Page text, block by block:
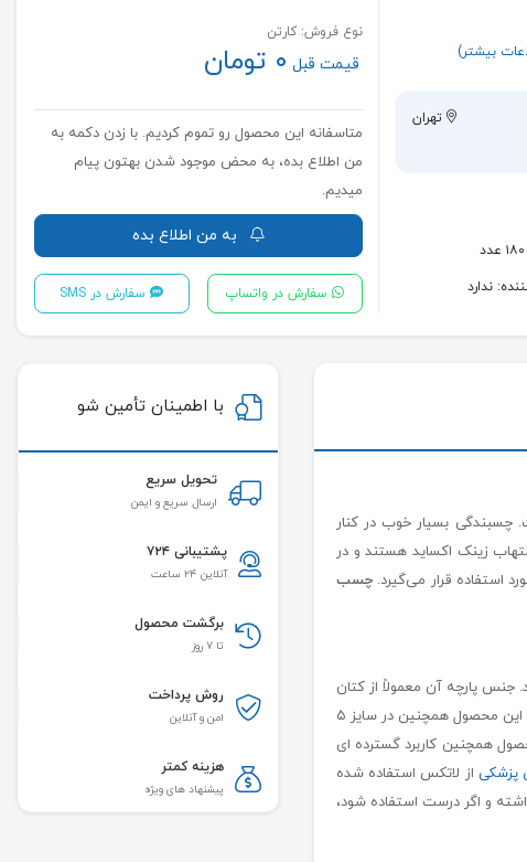
بیشتر)
تهران
ندارد
نوع فروش: کارتن
قیمت قبل ۰ تومان
متاسفانه این محصول رو تموم کردیم. با زدن دکمه به
من اطلاع بده، به محض موجود شدن بهتون پیام
میدیم.
به من اطلاع بده
سفارش در واتساپ سفارش در SMS
است. چسبندگی بسیار خوب در کنار
زینک اکساید هستند و در
استفاده قرار می‌گیرد.چسب
پارچه آن معمولاً از کتان
به فیکس کردن انواع پانسمان ‌ها و آنژیوکت ‌ها می‌توان اشاره کرد. این محصول همچنین در سایز ۵
همچنین کاربرد گسترده ‌ای
پزشکیاز لاتکس استفاده شده
و اگر درست استفاده شود،
با اطمینان تأمین شو
تحویل سریع
ارسال سریع و ایمن
پشتیبانی ۷۲۴
آنلاین ۲۴ ساعت
برگشت محصول
تا ۷ روز
روش پرداخت
امن و آنلاین
هزینه کمتر
پیشنهاد های ویژه